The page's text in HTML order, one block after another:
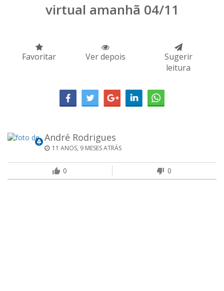
virtual amanhã 04/11
Favoritar Ver depois
Sugerir
leitura
André Rodrigues
11 ANOS, 9 MESES ATRÁS
0 0